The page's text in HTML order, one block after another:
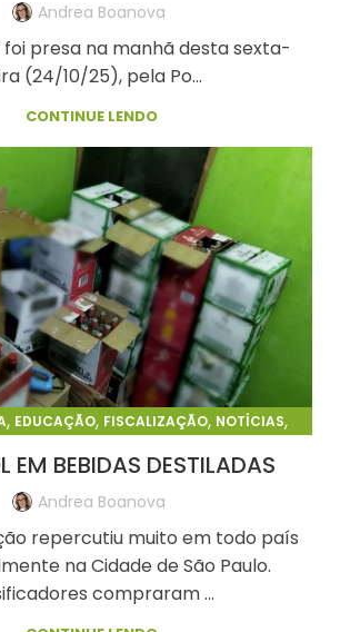
Andrea Boanova
presa na manhã desta sexta-
(24/10/25), pela Po...
CONTINUE LENDO
, EDUCAÇÃO, FISCALIZAÇÃO, NOTÍCIAS,
EM BEBIDAS DESTILADAS
Andrea Boanova
repercutiu muito em todo país
na Cidade de São Paulo.
compraram ...